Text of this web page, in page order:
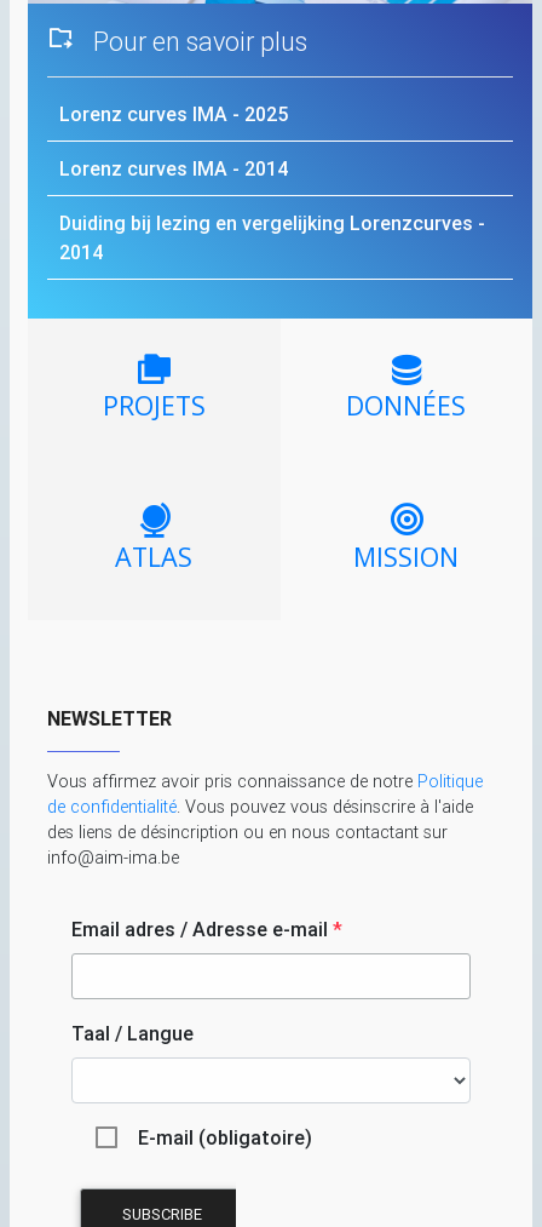
Pour en savoir plus
Lorenz curves IMA - 2025
Lorenz curves IMA - 2014
Duiding bij lezing en vergelijking Lorenzcurves -
2014
PROJETS DONNÉES
ATLAS MISSION
NEWSLETTER
Vous affirmez avoir pris connaissance de notre Politique
de confidentialité. Vous pouvez vous désinscrire à l'aide
des liens de désincription ou en nous contactant sur
info@aim-ima.be
Email adres / Adresse e-mail *
Taal / Langue
E-mail (obligatoire)